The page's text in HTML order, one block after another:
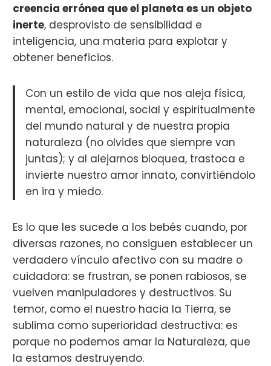
creencia errónea que el planeta es un objeto
inerte, desprovisto de sensibilidad e
inteligencia, una materia para explotar y
obtener beneficios.
Con un estilo de vida que nos aleja física,
mental, emocional, social y espiritualmente
del mundo natural y de nuestra propia
naturaleza (no olvides que siempre van
juntas); y al alejarnos bloquea, trastoca e
invierte nuestro amor innato, convirtiéndolo
en ira y miedo.
Es lo que les sucede a los bebés cuando, por
diversas razones, no consiguen establecer un
verdadero vínculo afectivo con su madre o
cuidadora: se frustran, se ponen rabiosos, se
vuelven manipuladores y destructivos. Su
temor, como el nuestro hacia la Tierra, se
sublima como superioridad destructiva: es
porque no podemos amar la Naturaleza, que
la estamos destruyendo.